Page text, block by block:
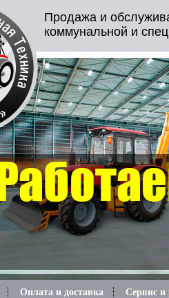
Продажа и
коммунальной и
Оплата и доставка Сервис и